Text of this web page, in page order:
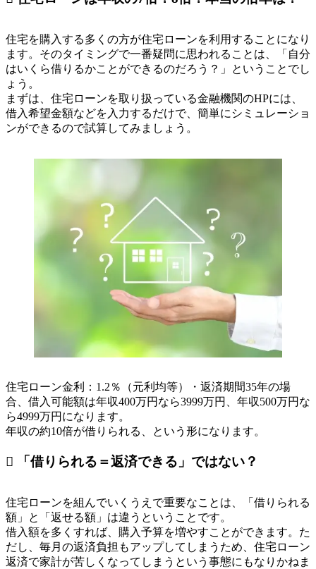
住宅を購入する多くの方が住宅ローンを利用することになり
ます。そのタイミングで一番疑問に思われることは、「自分
はいくら借りるかことができるのだろう？」ということでし
ょう。
まずは、住宅ローンを取り扱っている金融機関のHPには、
借入希望金額などを入力するだけで、簡単にシミュレーショ
ンができるので試算してみましょう。
住宅ローン金利：1.2％（元利均等）・返済期間35年の場
合、借入可能額は年収400万円なら3999万円、年収500万円な
ら4999万円になります。
年収の約10倍が借りられる、という形になります。
 「借りられる＝返済できる」ではない？
住宅ローンを組んでいくうえで重要なことは、「借りられる
額」と「返せる額」は違うということです。
借入額を多くすれば、購入予算を増やすことができます。た
だし、毎月の返済負担もアップしてしまうため、住宅ローン
返済で家計が苦しくなってしまうという事態にもなりかねま